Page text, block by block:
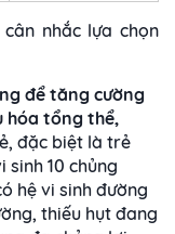
nhắc lựa chọn
để tăng cường
hóa tổng thể,
đặc biệt là trẻ
sinh 10 chủng
hệ vi sinh đường
thiếu hụt đang